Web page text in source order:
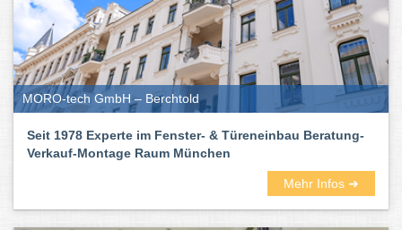
MORO-tech GmbH – Berchtold
Seit 1978 Experte im Fenster- & Türeneinbau Beratung-
Verkauf-Montage Raum München
Mehr Infos ➜